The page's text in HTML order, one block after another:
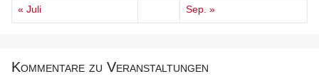
« Juli Sep. »
Kommentare zu Veranstaltungen